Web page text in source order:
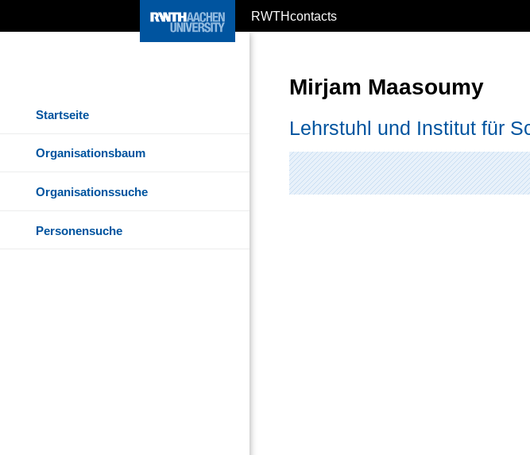
RWTHcontacts
Startseite
Organisationsbaum
Organisationssuche
Personensuche
Mirjam Maasoumy
Lehrstuhl und Institut für